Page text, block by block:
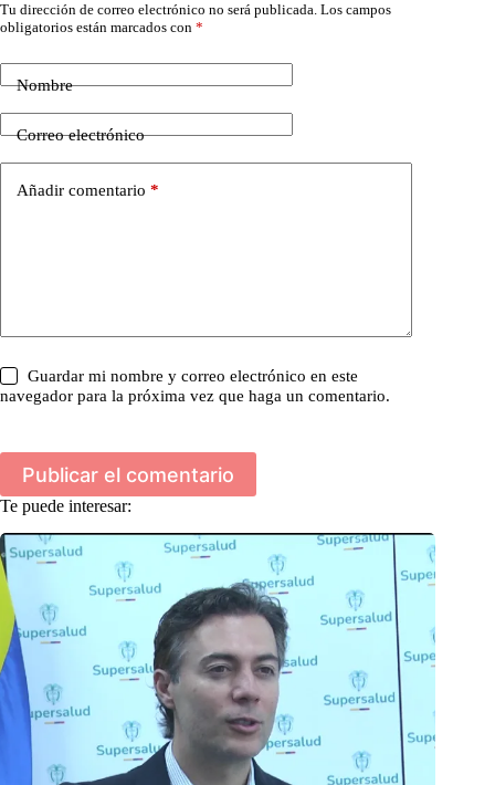
Tu dirección de correo electrónico no será publicada. Los campos
obligatorios están marcados con *
Nombre
Correo electrónico
Añadir comentario *
Guardar mi nombre y correo electrónico en este
navegador para la próxima vez que haga un comentario.
Publicar el comentario
Te puede interesar: